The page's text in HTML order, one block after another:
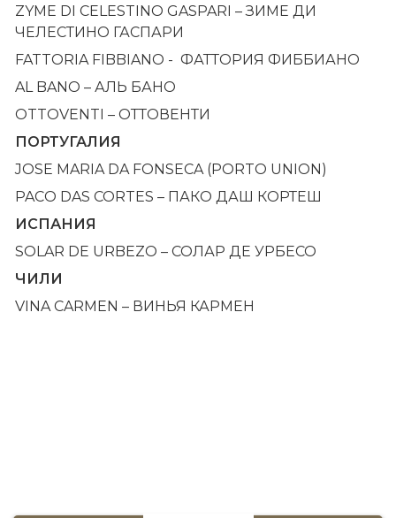
ZYME DI CELESTINO GASPARI – ЗИМЕ ДИ
ЧЕЛЕСТИНО ГАСПАРИ
FATTORIA FIBBIANO -  ФАТТОРИЯ ФИББИАНО
AL BANO – АЛЬ БАНО
OTTOVENTI – ОТТОВЕНТИ
ПОРТУГАЛИЯ
JOSE MARIA DA FONSECA (PORTO UNION)
PAСO DAS CORTES – ПАКО ДАШ КОРТЕШ
ИСПАНИЯ
SOLAR DE URBEZO – СОЛАР ДЕ УРБЕСО
ЧИЛИ
VINA CARMEN – ВИНЬЯ КАРМЕН